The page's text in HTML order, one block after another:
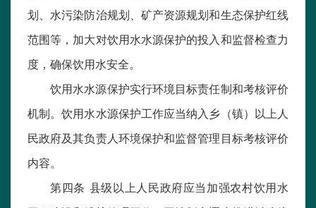
划、水污染防治规划、矿产资源规划和生态保护红线
范围等，加大对饮用水水源保护的投入和监督检查力
度，确保饮用水安全。
饮用水水源保护实行环境目标责任制和考核评价
机制。饮用水水源保护工作应当纳入乡（镇）以上人
民政府及其负责人环境保护和监督管理目标考核评价
内容。
第四条 县级以上人民政府应当加强农村饮用水